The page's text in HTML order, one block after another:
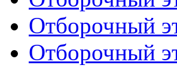
Отборочный
Отборочный